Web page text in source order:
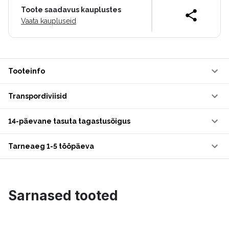
Toote saadavus kauplustes
Vaata kaupluseid
Tooteinfo
Transpordiviisid
14-päevane tasuta tagastusõigus
Tarneaeg 1-5 tööpäeva
Sarnased tooted